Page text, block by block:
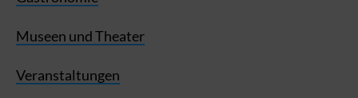
Museen und Theater
Veranstaltungen